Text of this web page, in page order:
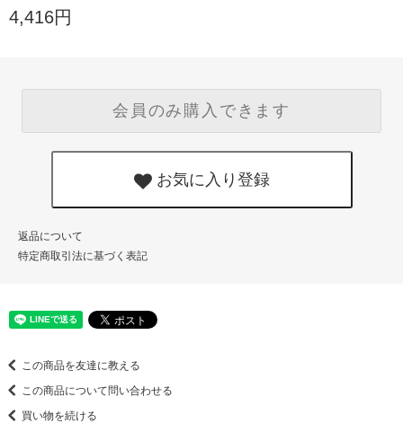
4,416円
会員のみ購入できます
お気に入り登録
返品について
特定商取引法に基づく表記
この商品を友達に教える
この商品について問い合わせる
買い物を続ける